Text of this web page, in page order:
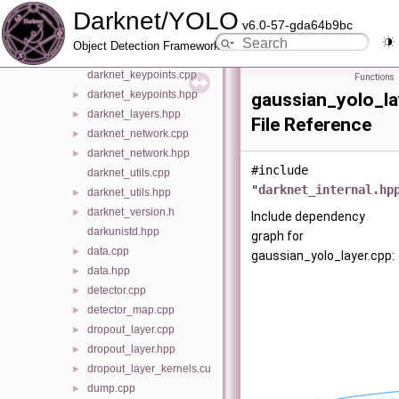
Darknet/YOLO v6.0-57-gda64b9bc
Object Detection Framework
► darknet_image.cpp
darknet_internal.hpp
darknet_keypoints.cpp
► darknet_keypoints.hpp
► darknet_layers.hpp
► darknet_network.cpp
►
darknet_network.hpp
darknet_utils.cpp
► darknet_utils.hpp
►
darknet_version.h
darkunistd.hpp
► data.cpp
► data.hpp
► detector.cpp
► detector_map.cpp
► dropout_layer.cpp
► dropout_layer.hpp
► dropout_layer_kernels.cu
► dump.cpp
Functions
File Reference
#include
"
Include dependency
graph for
gaussian_yolo_layer.cpp: